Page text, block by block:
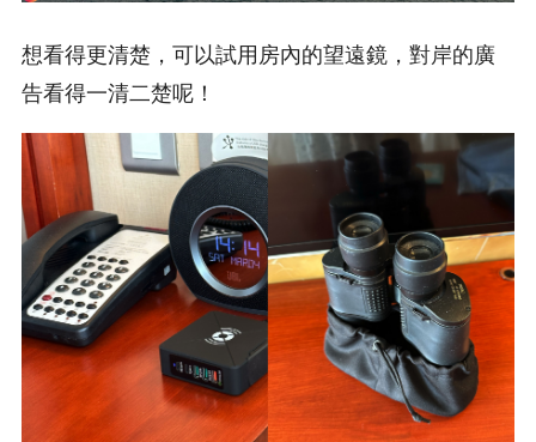
想看得更清楚，可以試用房內的望遠鏡，對岸的廣
告看得一清二楚呢！